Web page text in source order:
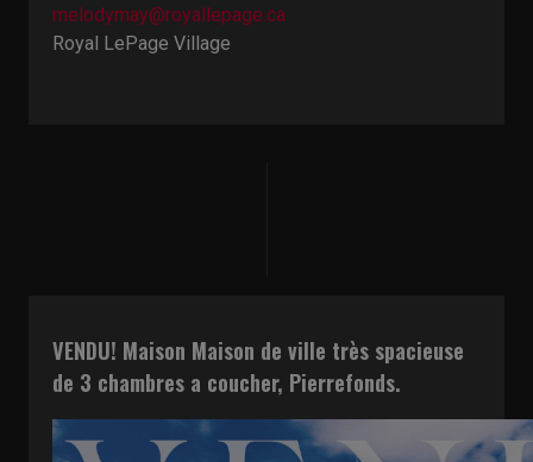
melodymay@royallepage.ca
Royal LePage Village
VENDU! Maison Maison de ville très spacieuse
de 3 chambres a coucher, Pierrefonds.